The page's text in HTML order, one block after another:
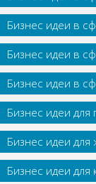
Бизнес идеи в
Бизнес идеи в
Бизнес идеи в
Бизнес идеи для
Бизнес идеи
Бизнес идеи для